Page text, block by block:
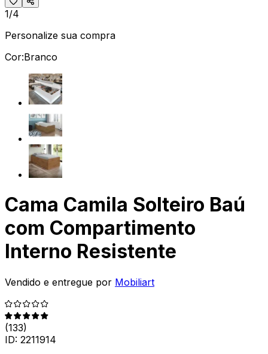
1/4
Personalize sua compra
Cor:Branco
Cama Camila Solteiro Baú
com Compartimento
Interno Resistente
Vendido e entregue por Mobiliart
(133)
ID: 2211914